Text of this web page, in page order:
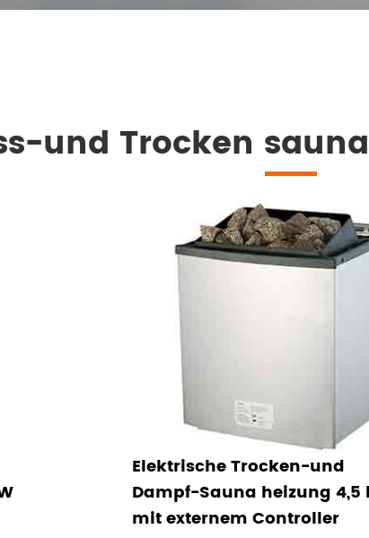
und Trocken
Elektrische Trocken-und
Dampf-Sauna heizung 4,5
mit externem Controller